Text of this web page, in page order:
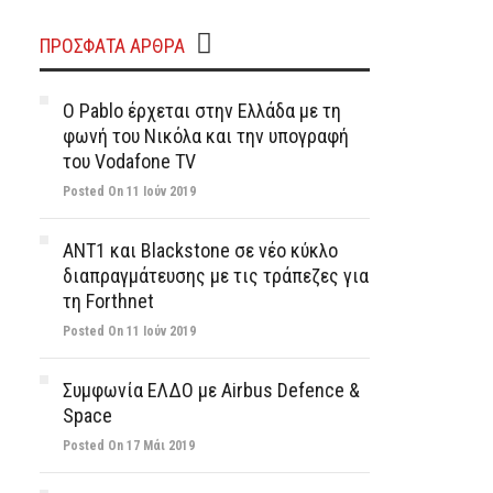
ΠΡΌΣΦΑΤΑ ΆΡΘΡΑ
Ο Pablo έρχεται στην Ελλάδα με τη
φωνή του Νικόλα και την υπογραφή
του Vodafone TV
Posted On 11 Ιούν 2019
ΑΝΤ1 και Blackstone σε νέο κύκλο
διαπραγμάτευσης με τις τράπεζες για
τη Forthnet
Posted On 11 Ιούν 2019
Συμφωνία ΕΛΔΟ με Airbus Defence &
Space
Posted On 17 Μάι 2019